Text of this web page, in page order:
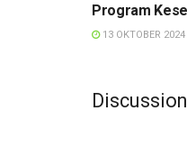
Program
13 OKTOBER 2024